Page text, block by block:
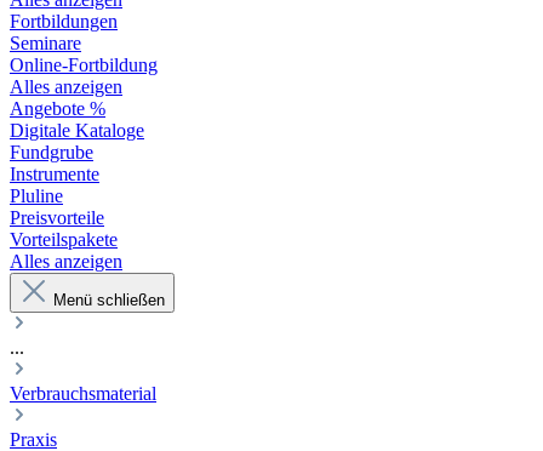
Fortbildungen
Seminare
Online-Fortbildung
Alles anzeigen
Angebote %
Digitale Kataloge
Fundgrube
Instrumente
Pluline
Preisvorteile
Vorteilspakete
Alles anzeigen
Menü schließen
...
Verbrauchsmaterial
Praxis